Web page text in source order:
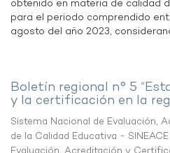
obtenido en materia de calidad
para el periodo comprendido
agosto del año 2023,
Boletín regional n° 5
y la certificación en la
Sistema Nacional de Evaluación,
de la Calidad Educativa - SINEACE